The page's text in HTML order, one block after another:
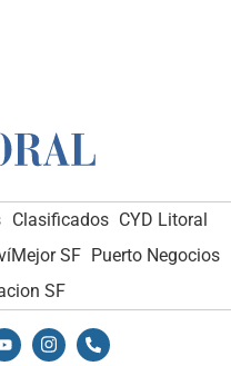
Clasificados CYD Litoral
SF Puerto Negocios
SF